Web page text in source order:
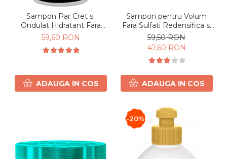
Sampon Par Cret si
Ondulat Hidratant Fara
Sulfati Mystic Black 300ml
59,60 RON
ADAUGA IN COS
Sampon pentru Volum
Fara Sulfati Redensifica si
Ingroasa Parul 250ml
59,50 RON
47,60 RON
ADAUGA IN COS
-20%